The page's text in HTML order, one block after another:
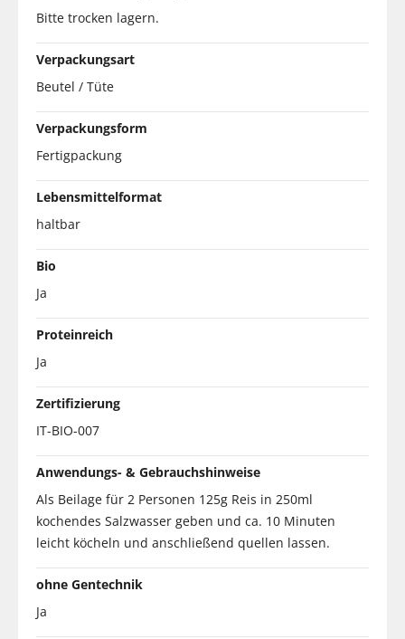
Bitte trocken lagern.
Verpackungsart
Beutel / Tüte
Verpackungsform
Fertigpackung
Lebensmittelformat
haltbar
Bio
Ja
Proteinreich
Ja
Zertifizierung
IT-BIO-007
Anwendungs- & Gebrauchshinweise
Als Beilage für 2 Personen 125g Reis in 250ml
kochendes Salzwasser geben und ca. 10 Minuten
leicht köcheln und anschließend quellen lassen.
ohne Gentechnik
Ja